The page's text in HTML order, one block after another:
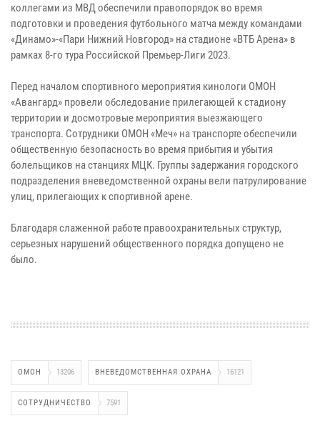
коллегами из МВД обеспечили правопорядок во время
подготовки и проведения футбольного матча между командами
«Динамо»-«Пари Нижний Новгород» на стадионе «ВТБ Арена» в
рамках 8-го тура Российской Премьер-Лиги 2023.
Перед началом спортивного мероприятия кинологи ОМОН
«Авангард» провели обследование прилегающей к стадиону
территории и досмотровые мероприятия выезжающего
транспорта. Сотрудники ОМОН «Меч» на транспорте обеспечили
общественную безопасность во время прибытия и убытия
болельщиков на станциях МЦК. Группы задержания городского
подразделения вневедомственной охраны вели патрулирование
улиц, прилегающих к спортивной арене.
Благодаря слаженной работе правоохранительных структур,
серьезных нарушений общественного порядка допущено не
было.
ОМОН 13206 ВНЕВЕДОМСТВЕННАЯ ОХРАНА 16121
СОТРУДНИЧЕСТВО 7591